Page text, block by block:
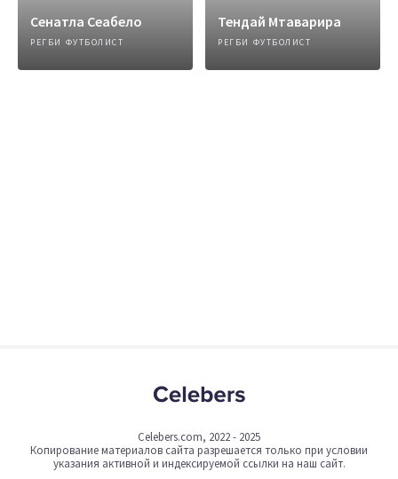
Сенатла Сеабело
РЕГБИ ФУТБОЛИСТ
Тендай Мтаварира
РЕГБИ ФУТБОЛИСТ
Celebers.com, 2022 - 2025
Копирование материалов сайта разрешается только при условии
указания активной и индексируемой ссылки на наш сайт.